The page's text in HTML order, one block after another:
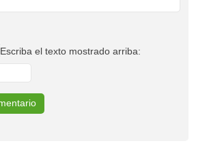
Escriba el texto mostrado arriba: